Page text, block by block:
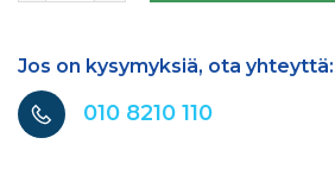
Jos on kysymyksiä, ota yhteyttä:
010 8210 110